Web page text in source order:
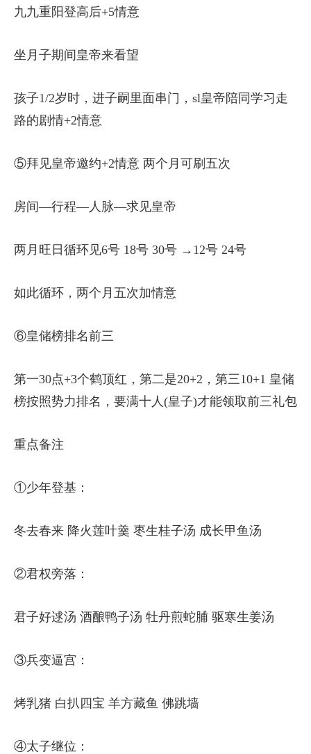
九九重阳登高后+5情意
坐月子期间皇帝来看望
孩子1/2岁时，进子嗣里面串门，sl皇帝陪同学习走
路的剧情+2情意
⑤拜见皇帝邀约+2情意 两个月可刷五次
房间—行程—人脉—求见皇帝
两月旺日循环见6号 18号 30号 →12号 24号
如此循环，两个月五次加情意
⑥皇储榜排名前三
第一30点+3个鹤顶红，第二是20+2，第三10+1 皇储
榜按照势力排名，要满十人(皇子)才能领取前三礼包
重点备注
①少年登基：
冬去春来 降火莲叶羹 枣生桂子汤 成长甲鱼汤
②君权旁落：
君子好逑汤 酒酿鸭子汤 牡丹煎蛇脯 驱寒生姜汤
③兵变逼宫：
烤乳猪 白扒四宝 羊方藏鱼 佛跳墙
④太子继位：